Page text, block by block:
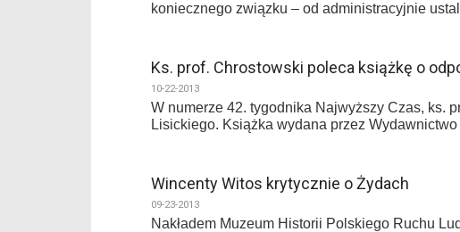
koniecznego związku – od administracyjnie
Ks. prof. Chrostowski poleca książkę o
10-22-2013
W numerze 42. tygodnika Najwyższy Czas, ks.
Lisickiego. Książka wydana przez Wydawnictwo
Wincenty Witos krytycznie o Żydach
09-23-2013
Nakładem Muzeum Historii Polskiego Ruchu